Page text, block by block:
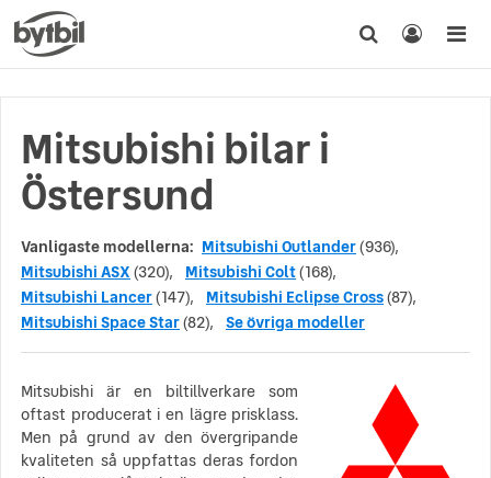
Mitsubishi bilar i
Östersund
Vanligaste modellerna: Mitsubishi Outlander(936),
Mitsubishi ASX (320), Mitsubishi Colt(168),
Mitsubishi Lancer(147), Mitsubishi Eclipse Cross(87),
Mitsubishi Space Star(82), Se övriga modeller
Mitsubishi är en biltillverkare som
oftast producerat i en lägre prisklass.
Men på grund av den övergripande
kvaliteten så uppfattas deras fordon